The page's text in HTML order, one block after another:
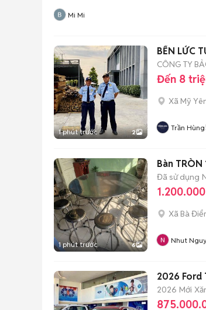
Mi Mi
1 phút trước 2
BẾN LỨC
CÔNG TY
Đến 8
Xã Mỹ
Trần Hùng
1 phút trước 6
Bàn TRÒN
Đã sử dụng
Xã Bà
Nhut
2026
2026 Mới